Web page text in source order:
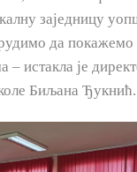
заједницу
да покажемо
– истакла је
Биљана Ђукнић.